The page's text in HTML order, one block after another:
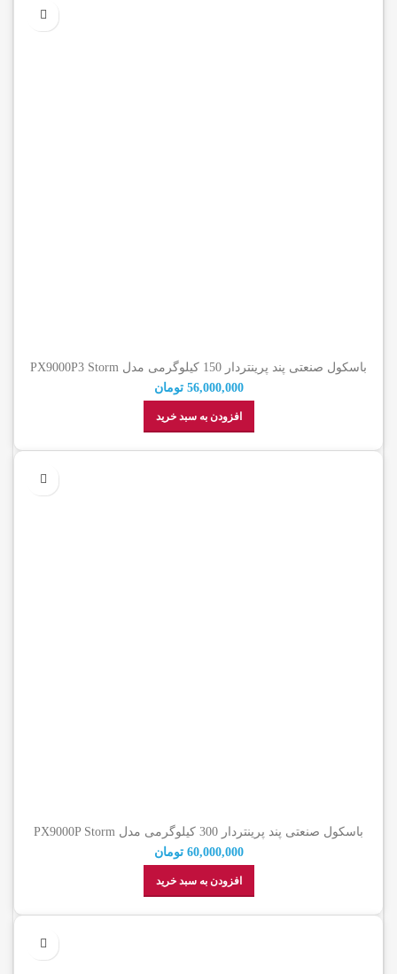
باسکول صنعتی پند پرینتردار 150 کیلوگرمی مدل PX9000P3 Storm
56,000,000 تومان
افزودن به سبد خرید
باسکول صنعتی پند پرینتردار 300 کیلوگرمی مدل PX9000P Storm
60,000,000 تومان
افزودن به سبد خرید